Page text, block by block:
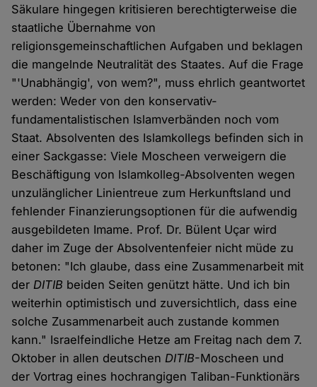
Säkulare hingegen kritisieren berechtigterweise die
staatliche Übernahme von
religionsgemeinschaftlichen Aufgaben und beklagen
die mangelnde Neutralität des Staates. Auf die Frage
"'Unabhängig', von wem?", muss ehrlich geantwortet
werden: Weder von den konservativ-
fundamentalistischen Islamverbänden noch vom
Staat. Absolventen des Islamkollegs befinden sich in
einer Sackgasse: Viele Moscheen verweigern die
Beschäftigung von Islamkolleg-Absolventen wegen
unzulänglicher Linientreue zum Herkunftsland und
fehlender Finanzierungsoptionen für die aufwendig
ausgebildeten Imame. Prof. Dr. Bülent Uçar wird
daher im Zuge der Absolventenfeier nicht müde zu
betonen: "Ich glaube, dass eine Zusammenarbeit mit
derDITIB beiden Seiten genützt hätte. Und ich bin
weiterhin optimistisch und zuversichtlich, dass eine
solche Zusammenarbeit auch zustande kommen
kann." Israelfeindliche Hetze am Freitag nach dem 7.
Oktober in allen deutschenDITIB-Moscheen und
der Vortrag eines hochrangigen Taliban-Funktionärs